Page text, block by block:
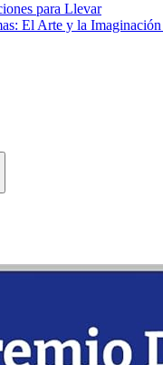
para Llevar
El Arte y la